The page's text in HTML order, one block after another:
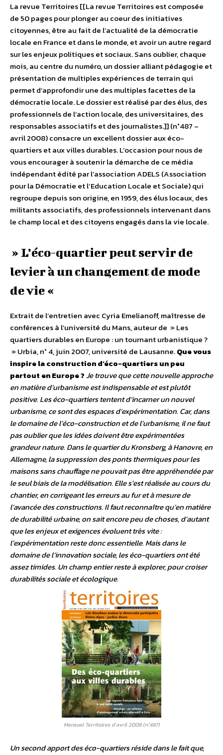
La revue Territoires [[La revue Territoires est composée
de 50 pages pour plonger au coeur des initiatives
citoyennes, être au fait de l’actualité de la démocratie
locale en France et dans le monde, et avoir un autre regard
sur les enjeux politiques et sociaux. Sans oublier, chaque
mois, au centre du numéro, un dossier alliant pédagogie et
présentation de multiples expériences de terrain qui
permet d’approfondir une des multiples facettes de la
démocratie locale. Le dossier est réalisé par des élus, des
professionnels de l’action locale, des universitaires, des
responsables associatifs et des journalistes.]] (n°487 –
avril 2008) consacre un excellent dossier aux éco-
quartiers et aux villes durables. L’occasion pour nous de
vous encourager à soutenir la démarche de ce média
indépendant édité par l’association ADELS (Association
pour la Démocratie et l’Education Locale et Sociale) qui
regroupe depuis son origine, en 1959, des élus locaux, des
militants associatifs, des professionnels intervenant dans
le champ local et des citoyens engagés dans la vie locale.
» L’éco-quartier peut servir de
levier à un changement de mode
de vie «
Extrait de l’entretien avec Cyria Emelianoff, maîtresse de
conférences à l’université du Mans, auteur de » Les
quartiers durables en Europe : un tournant urbanistique ?
» Urbia, n° 4, juin 2007, université de Lausanne.Que vous
inspire la construction d’éco-quartiers un peu
partout en Europe ?Je trouve que cette nouvelle approche
en matière d’urbanisme est indispensable et est plutôt
positive. Les éco-quartiers tentent d’incarner un nouvel
urbanisme, ce sont des espaces d’expérimentation. Car, dans
le domaine de l’éco-construction et de l’urbanisme, il ne faut
pas oublier que les idées doivent être expérimentées
grandeur nature. Dans le quartier du Kronsberg, à Hanovre, en
Allemagne, la suppression des ponts thermiques pour les
maisons sans chauffage ne pouvait pas être appréhendée par
le seul biais de la modélisation. Elle s’est réalisée au cours du
chantier, en corrigeant les erreurs au fur et à mesure de
l’avancée des constructions. Il faut reconnaître qu’en matière
de durabilité urbaine, on sait encore peu de choses, d’autant
que les enjeux et exigences évoluent très vite :
l’expérimentation reste donc essentielle. Mais dans le
domaine de l’innovation sociale, les éco-quartiers ont été
assez timides. Un champ entier reste à explorer, pour croiser
durabilités sociale et écologique.
Mensuel Territoires d’avril 2008 (n°487)
Un second apport des éco-quartiers réside dans le fait que,